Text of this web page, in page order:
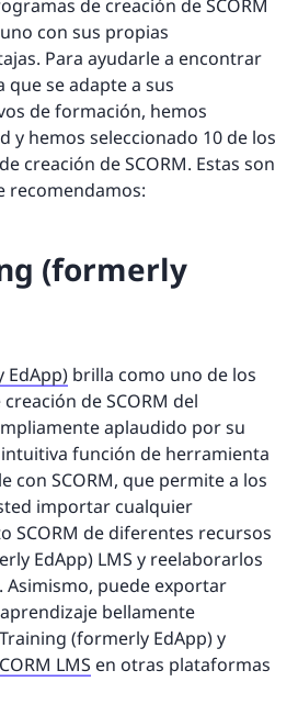
de creación de SCORM
con sus propias
Para ayudarle a encontrar
se adapte a sus
de formación, hemos
y hemos seleccionado 10 de los
creación de SCORM. Estas son
recomendamos:
(formerly
EdApp) brilla como uno de los
de SCORM del
aplaudido por su
función de herramienta
con SCORM, que permite a los
importar cualquier
SCORM de diferentes recursos
EdApp) LMS y reelaborarlos
Asimismo, puede exportar
bellamente
(formerly EdApp) y
LMS en otras plataformas